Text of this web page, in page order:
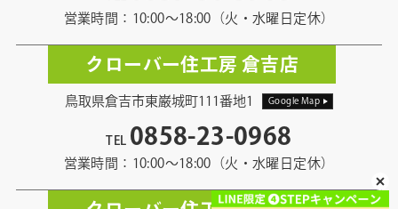
営業時間：10:00〜18:00（火・水曜日定休）
クローバー住工房 倉吉店
鳥取県倉吉市東巌城町111番地1 Google Map
TEL 0858-23-0968
営業時間：10:00〜18:00（火・水曜日定休）